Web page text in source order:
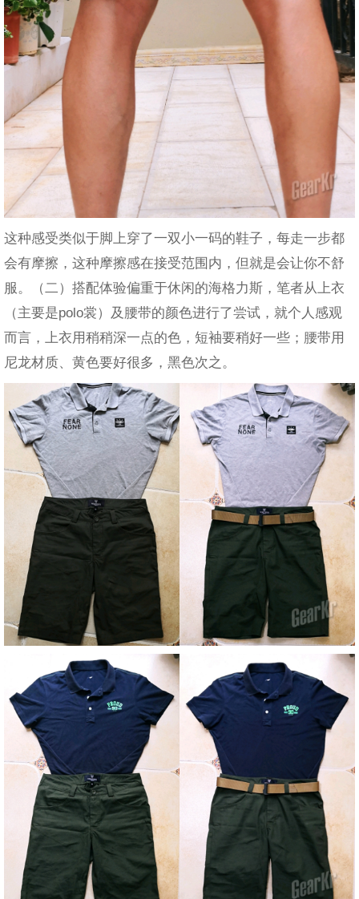
这种感受类似于脚上穿了一双小一码的鞋子，每走一步都
会有摩擦，这种摩擦感在接受范围内，但就是会让你不舒
服。（二）搭配体验偏重于休闲的海格力斯，笔者从上衣
（主要是polo裳）及腰带的颜色进行了尝试，就个人感观
而言，上衣用稍稍深一点的色，短袖要稍好一些；腰带用
尼龙材质、黄色要好很多，黑色次之。